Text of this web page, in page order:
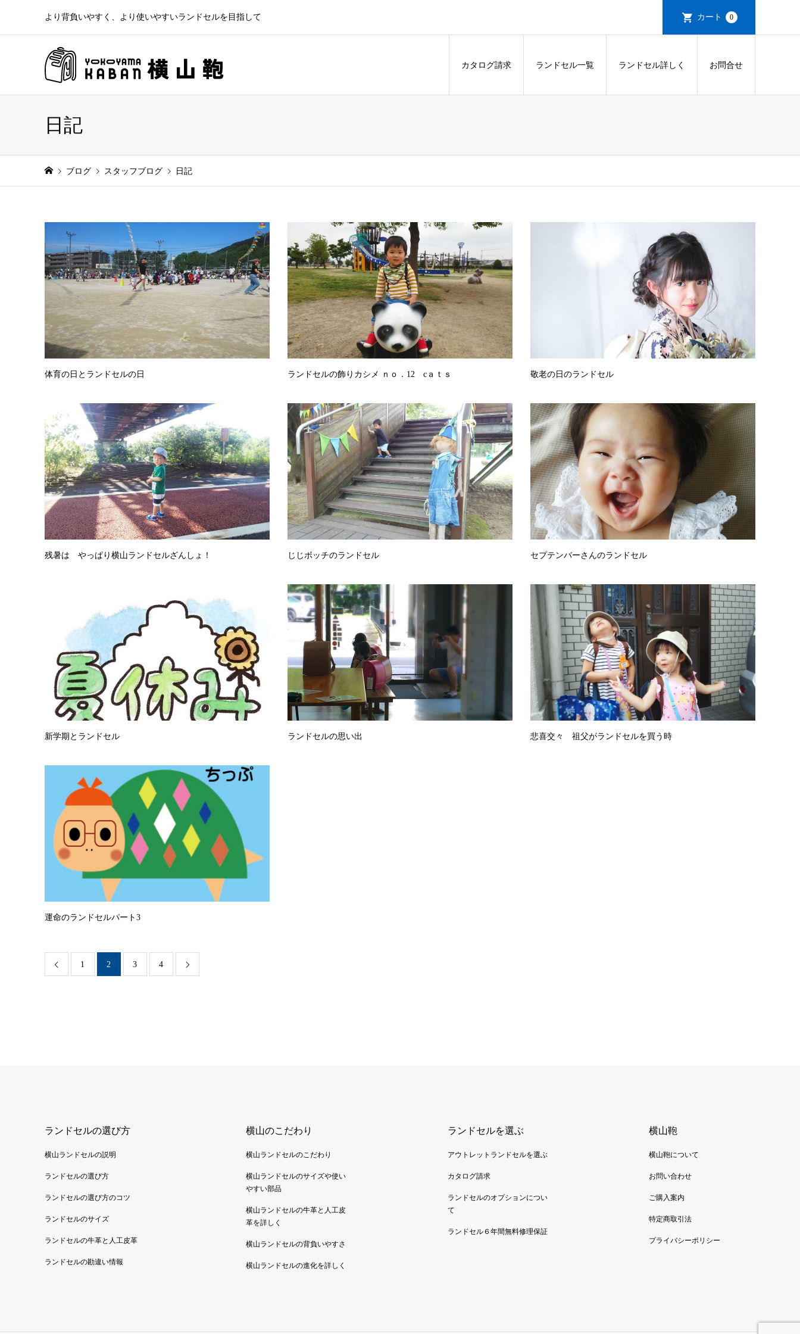
より背負いやすく、より使いやすいランドセルを目指して カート 0
カタログ請求 ランドセル一覧 ランドセル詳しく お問合せ
日記
ブログ スタッフブログ 日記
体育の日とランドセルの日 ランドセルの飾りカシメ ｎｏ．12 cａｔｓ 敬老の日のランドセル
残暑は やっぱり横山ランドセルざんしょ！ じじボッチのランドセル セプテンバーさんのランドセル
新学期とランドセル ランドセルの思い出 悲喜交々 祖父がランドセルを買う時
運命のランドセルパート3
 1 2 3 4 
ランドセルの選び方
横山ランドセルの説明
ランドセルの選び方
ランドセルの選び方のコツ
ランドセルのサイズ
ランドセルの牛革と人工皮革
ランドセルの勘違い情報
横山のこだわり
横山ランドセルのこだわり
横山ランドセルのサイズや使い
やすい部品
横山ランドセルの牛革と人工皮
革を詳しく
横山ランドセルの背負いやすさ
横山ランドセルの進化を詳しく
ランドセルを選ぶ
アウトレットランドセルを選ぶ
カタログ請求
ランドセルのオプションについ
て
ランドセル６年間無料修理保証
横山鞄
横山鞄について
お問い合わせ
ご購入案内
特定商取引法
プライバシーポリシー